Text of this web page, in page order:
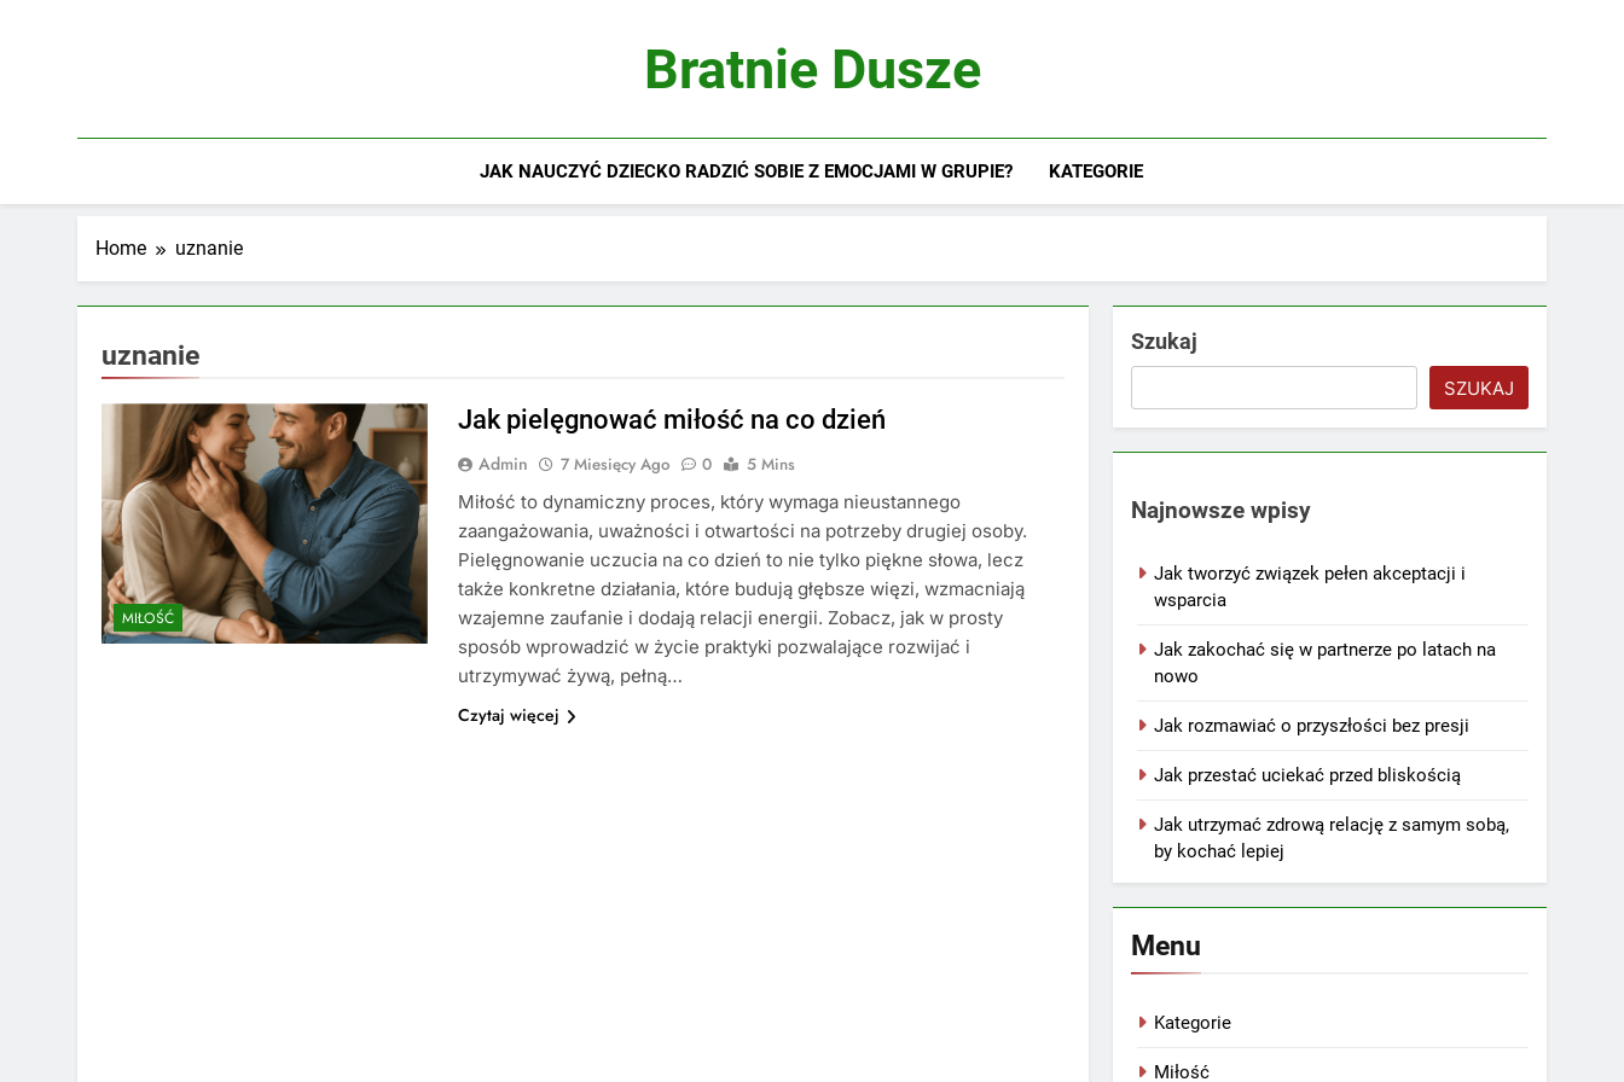
Bratnie Dusze
JAK NAUCZYĆ DZIECKO RADZIĆ SOBIE Z EMOCJAMI W GRUPIE? KATEGORIE
Home uznanie
uznanie
MIŁOŚĆ
Jak pielęgnować miłość na co dzień
Admin 7 Miesięcy Ago 0
5 Mins
Miłość to dynamiczny proces, który wymaga nieustannego
zaangażowania, uważności i otwartości na potrzeby drugiej osoby.
Pielęgnowanie uczucia na co dzień to nie tylko piękne słowa, lecz
także konkretne działania, które budują głębsze więzi, wzmacniają
wzajemne zaufanie i dodają relacji energii. Zobacz, jak w prosty
sposób wprowadzić w życie praktyki pozwalające rozwijać i
utrzymywać żywą, pełną…
Czytaj więcej
Szukaj
SZUKAJ
Najnowsze wpisy
Jak tworzyć związek pełen akceptacji i
wsparcia
Jak zakochać się w partnerze po latach na
nowo
Jak rozmawiać o przyszłości bez presji
Jak przestać uciekać przed bliskością
Jak utrzymać zdrową relację z samym sobą,
by kochać lepiej
Menu
Kategorie
Miłość